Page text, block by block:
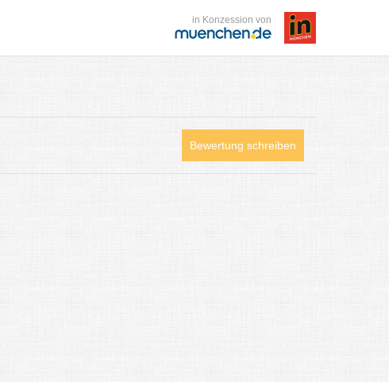
in Konzession von
Bewertung schreiben